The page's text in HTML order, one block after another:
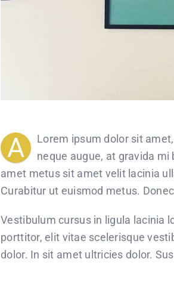
A
Lorem ipsum dolor sit
neque augue, at gravida
amet metus sit amet velit lacinia
Curabitur ut euismod metus.
Vestibulum cursus in ligula lacinia
porttitor, elit vitae scelerisque
dolor. In sit amet ultricies dolor.